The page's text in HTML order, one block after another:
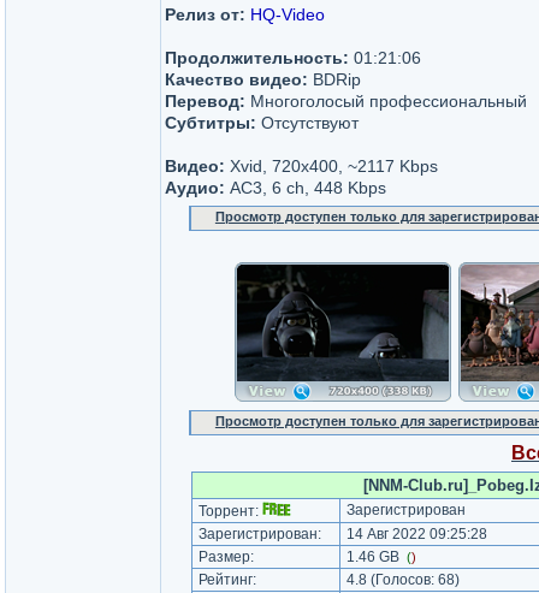
Релиз от: HQ-Video
Продолжительность: 01:21:06
Качество видео: BDRip
Перевод: Многоголосый профессиональный
Субтитры: Отсутствуют
Видео: Xvid, 720x400, ~2117 Kbps
Аудио: AC3, 6 ch, 448 Kbps
Просмотр доступен только для
Просмотр доступен только для
[NNM-
Торрент:
Зарегистрирован
Зарегистрирован:
14 Авг 2022 09:25:28
Размер:
1.46 GB ()
Рейтинг: 4.8 (Голосов: 68)